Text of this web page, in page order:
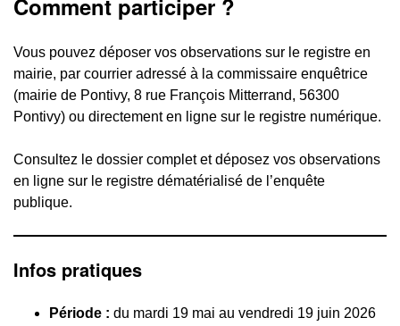
Comment participer ?
Vous pouvez déposer vos observations sur le registre en
mairie, par courrier adressé à la commissaire enquêtrice
(mairie de Pontivy, 8 rue François Mitterrand, 56300
Pontivy) ou directement en ligne sur le registre numérique.
Consultez le dossier complet et déposez vos observations
en ligne sur le registre dématérialisé de l’enquête
publique.
Infos pratiques
Période : du mardi 19 mai au vendredi 19 juin 2026